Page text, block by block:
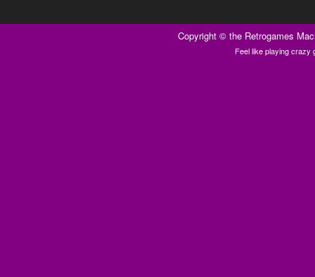
Copyright ©the Retrogames
Feel like playing